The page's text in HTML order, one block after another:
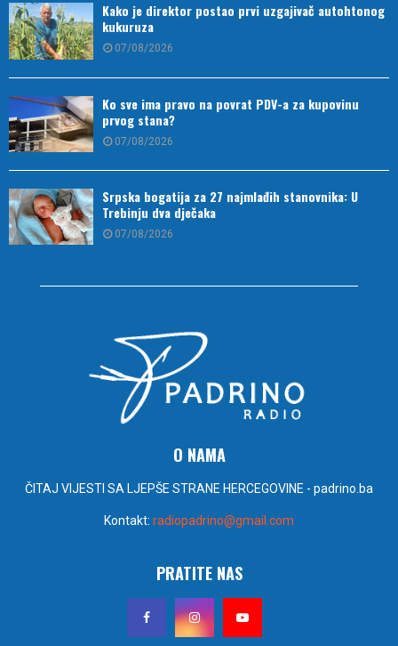
Kako je direktor postao prvi uzgajivač autohtonog
kukuruza
07/08/2026
Ko sve ima pravo na povrat PDV-a za kupovinu
prvog stana?
07/08/2026
Srpska bogatija za 27 najmlađih stanovnika: U
Trebinju dva dječaka
07/08/2026
O NAMA
ČITAJ VIJESTI SA LJEPŠE STRANE HERCEGOVINE - padrino.ba
Kontakt: radiopadrino@gmail.com
PRATITE NAS